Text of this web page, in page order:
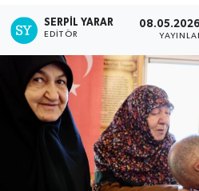
SERPİL YARAR
EDITÖR